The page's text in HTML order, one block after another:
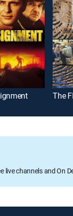
The
live channels and On